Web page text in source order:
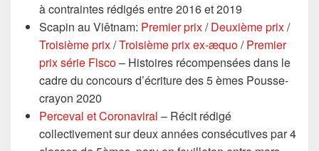
à contraintes rédigés entre 2016 et 2019
Scapin au Viêtnam: Premier prix/Deuxième prix/
Troisième prix/Troisième prix ex-æquo/Premier
prix série Flsco– Histoires récompensées dans le
cadre du concours d’écriture des 5 èmes Pousse-
crayon 2020
Perceval et Coronaviral – Récit rédigé
collectivement sur deux années consécutives par 4